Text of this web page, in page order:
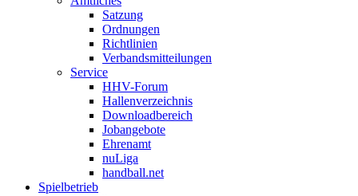
Satzung
Ordnungen
Richtlinien
Verbandsmitteilungen
Service
HHV-Forum
Hallenverzeichnis
Downloadbereich
Jobangebote
Ehrenamt
nuLiga
handball.net
Spielbetrieb